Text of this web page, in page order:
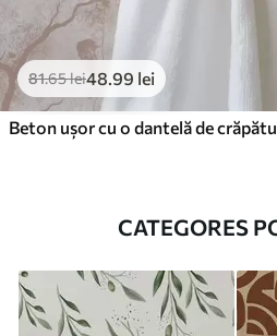
81.65lei48.99 lei
CATEGORES